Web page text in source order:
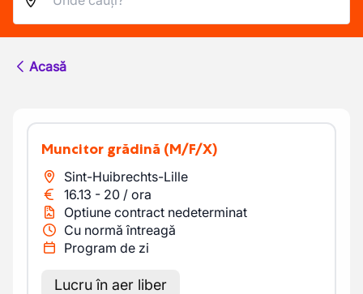
Acasă
Muncitor grădină (M/F/X)
Sint-Huibrechts-Lille
16.13 - 20 / ora
Optiune contract nedeterminat
Cu normă întreagă
Program de zi
Lucru în aer liber